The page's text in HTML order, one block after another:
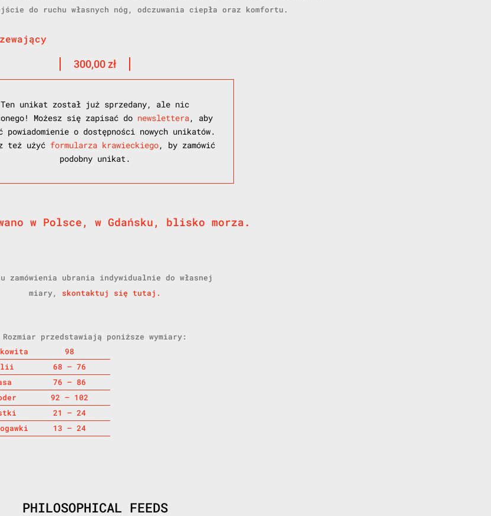
do ruchu własnych nóg, odczuwania ciepła oraz komfortu.
300,00zł
Ten unikat został już sprzedany, ale nic
Możesz się zapisać do newslettera, aby
powiadomienie o dostępności nowych unikatów.
też użyć formularza krawieckiego, by zamówić
podobny unikat.
w Polsce, w Gdańsku, blisko morza.
zamówienia ubrania indywidualnie do własnej
miary, skontaktuj się tutaj.
Rozmiar przedstawiają poniższe wymiary:
98
68 – 76
76 – 86
92 – 102
21 – 24
13 – 24
PHILOSOPHICAL FEEDS